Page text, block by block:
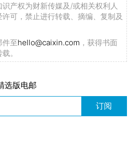
产权为财新传媒及/或相关权利人
可，禁止进行转载、摘编、复制及
件至hello@caixin.com ，获得书面
。
选版电邮
订阅